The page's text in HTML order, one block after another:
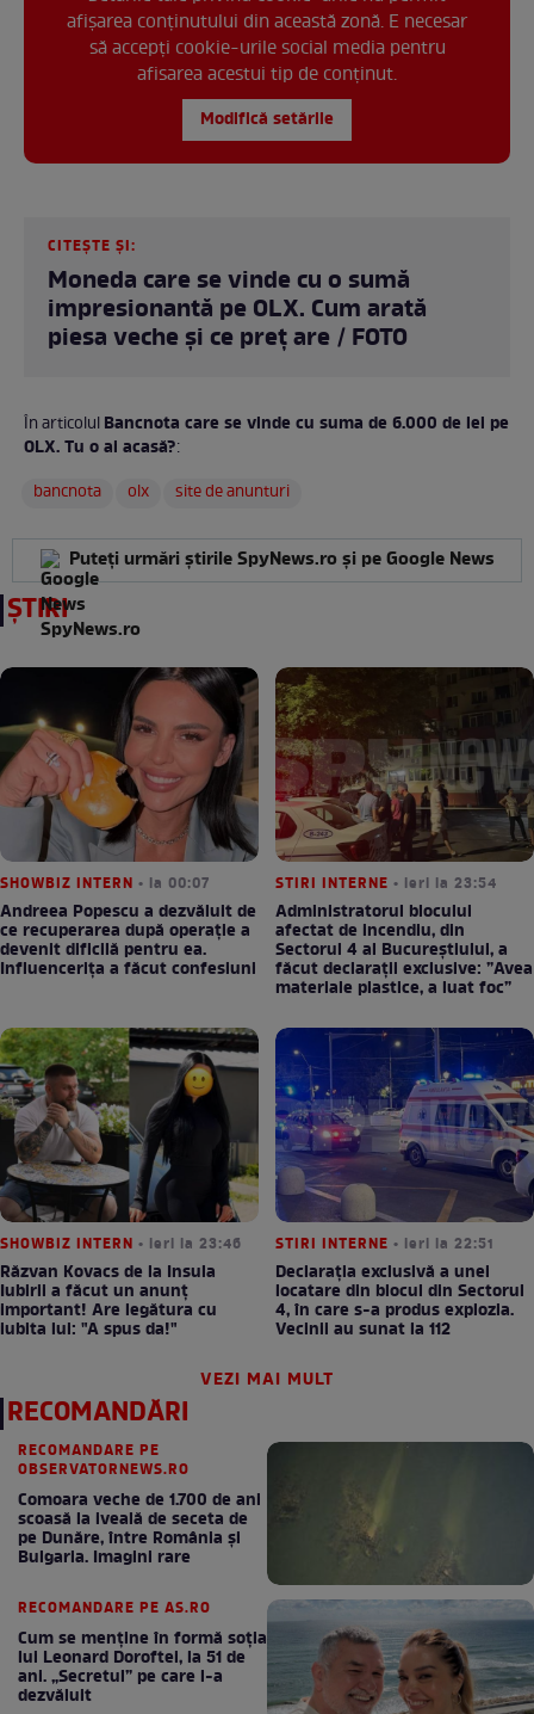
afișarea conținutului din această zonă. E necesar
să accepți cookie-urile social media pentru
afisarea acestui tip de conținut.
Modifică setările
CITEȘTE ȘI:
Moneda care se vinde cu o sumă
impresionantă pe OLX. Cum arată
piesa veche și ce preț are / FOTO
În articolulBancnota care se vinde cu suma de 6.000 de lei pe
OLX. Tu o ai acasă?:
bancnota
olx site de anunturi
Puteți urmări știrile SpyNews.ro și pe Google News
ȘTIRI
SHOWBIZ INTERN • la 00:07
Andreea Popescu a dezvăluit de
ce recuperarea după operație a
devenit dificilă pentru ea.
Influencerița a făcut confesiuni
STIRI INTERNE • ieri la 23:54
Administratorul blocului
afectat de incendiu, din
Sectorul 4 al Bucureștiului, a
făcut declarații exclusive: ”Avea
materiale plastice, a luat foc”
SHOWBIZ INTERN • ieri la 23:46
Răzvan Kovacs de la Insula
Iubirii a făcut un anunț
important! Are legătura cu
iubita lui: "A spus da!"
STIRI INTERNE • ieri la 22:51
Declarația exclusivă a unei
locatare din blocul din Sectorul
4, în care s-a produs explozia.
Vecinii au sunat la 112
VEZI MAI MULT
RECOMANDĂRI
RECOMANDARE PE
OBSERVATORNEWS.RO
Comoara veche de 1.700 de ani
scoasă la iveală de seceta de
pe Dunăre, între România şi
Bulgaria. Imagini rare
RECOMANDARE PE AS.RO
Cum se menţine în formă soţia
lui Leonard Doroftei, la 51 de
ani. „Secretul” pe care l-a
dezvăluit